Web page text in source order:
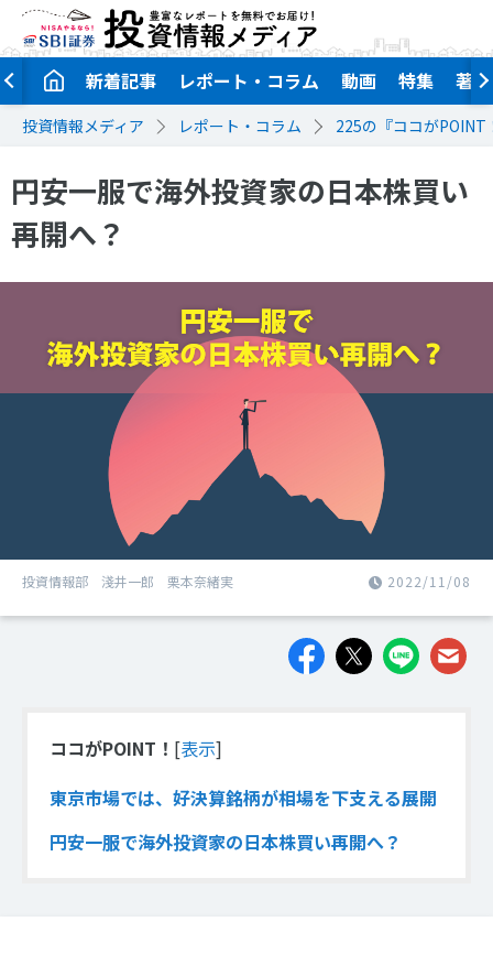
新着記事 レポート・コラム 動画 特集 著者
投資情報メディア レポート・コラム 225の『ココがPOINT
円安一服で海外投資家の日本株買い
再開へ？
投資情報部 淺井一郎 栗本奈緒実 2022/11/08
ココがPOINT！ [表示]
東京市場では、好決算銘柄が相場を下支える展開
円安一服で海外投資家の日本株買い再開へ？